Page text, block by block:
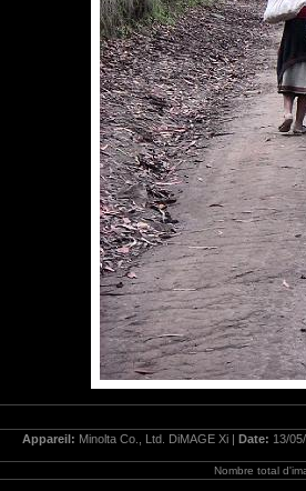
Appareil: Minolta Co., Ltd. DiMAGE Xi | Date: 13/
Nombre total